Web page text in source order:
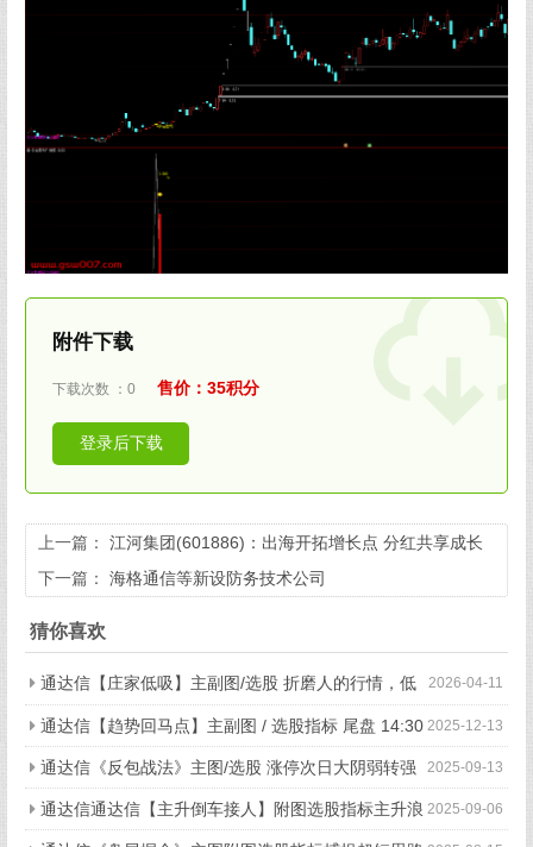
附件下载
下载次数 ：0 售价：35积分
登录后下载
上一篇： 江河集团(601886)：出海开拓增长点 分红共享成长
性
下一篇： 海格通信等新设防务技术公司
猜你喜欢
2026-04-11
通达信【庄家低吸】主副图/选股 折磨人的行情，低
吸是一种很好的方式 2025-12-13
通达信【趋势回马点】主副图 / 选股指标 尾盘 14:30
精准预警回调 “回马点” 手机电脑双端适配 2025-09-13
通达信《反包战法》主图/选股 涨停次日大阴弱转强
预警 信号少而精 源码 2025-09-06
通达信通达信【主升倒车接人】附图选股指标主升浪